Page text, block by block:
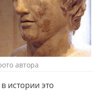
автора
истории это